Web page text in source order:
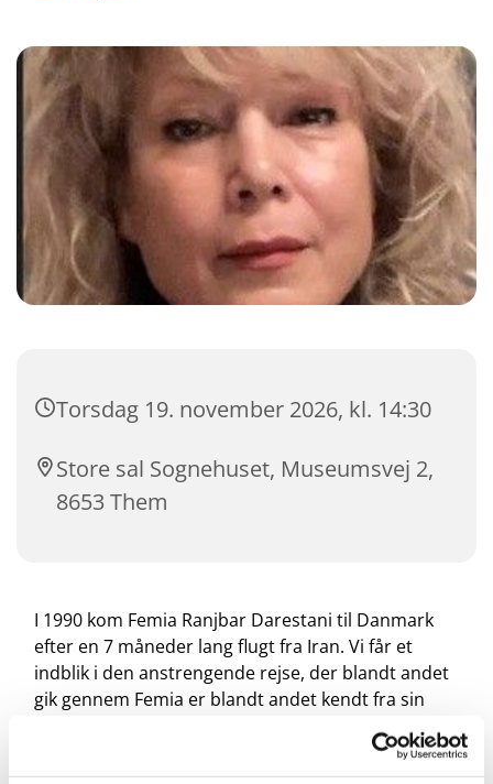
Torsdag 19. november 2026, kl. 14:30
Store sal Sognehuset, Museumsvej 2,
8653 Them
I 1990 kom Femia Ranjbar Darestani til Danmark
efter en 7 måneder lang flugt fra Iran. Vi får et
indblik i den anstrengende rejse, der blandt andet
gik gennem Femia er blandt andet kendt fra sin